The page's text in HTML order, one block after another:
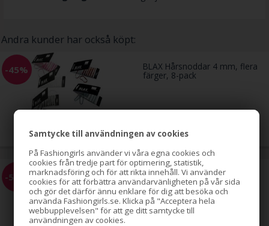
Samtycke till användningen av cookies
På Fashiongirls använder vi våra egna cookies och
cookies från tredje part för optimering, statistik,
marknadsföring och för att rikta innehåll. Vi använder
cookies för att förbättra användarvänligheten på vår sida
och gör det därför ännu enklare för dig att besöka och
använda Fashiongirls.se. Klicka på "Acceptera hela
webbupplevelsen" för att ge ditt samtycke till
användningen av cookies.
Andra kunder har också köpt:
-45% BLAX Hårsnoddar 4 mm, flera
färger, 8-pack
-51% Hästsvans-spiral med strass,
silver